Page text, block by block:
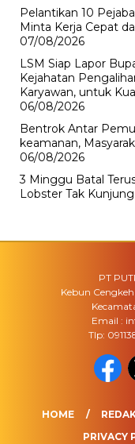
Pelantikan 10
Minta Kerja Cepat
07/08/2026
LSM Siap Lapor
Kejahatan
Karyawan, untuk
06/08/2026
Bentrok Antar
keamanan,
06/08/2026
3 Minggu Batal
Lobster Tak
PT
Kebun
Email :
Tlp:
HOME
PRIVACY